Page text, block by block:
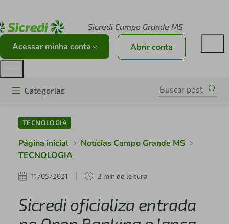
Sicredi Campo Grande MS
Acessar minha conta Abrir conta
Categorias
TECNOLOGIA
Página inicial
Notícias Campo Grande MS
TECNOLOGIA
11/05/2021 3 min de leitura
Sicredi oficializa entrada